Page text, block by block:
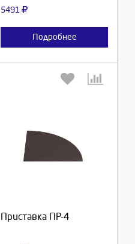
5491
Подробнее
Приставка ПР-4
Выберите количество: